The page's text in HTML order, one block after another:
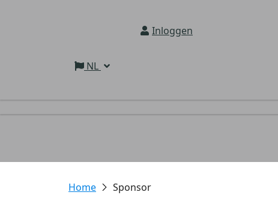
Inloggen
NL
Sponsor